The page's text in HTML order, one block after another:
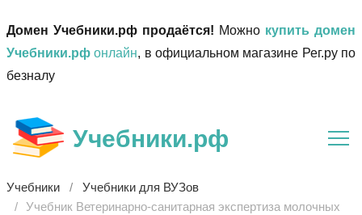
Домен Учебники.рф продаётся! Можно купить домен
Учебники.рф онлайн, в официальном магазине Рег.ру по
безналу
Учебники.рф
Учебники
Учебники для ВУЗов
Учебник Ветеринарно-санитарная экспертиза молочных